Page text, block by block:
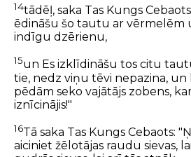
14tādēļ, saka Tas Kungs
ēdināšu šo tautu ar vērmelēm
indīgu dzērienu,
15un Es izklīdināšu tos citu
tie, nedz viņu tēvi nepazina, un
pēdām seko vajātājs zobens,
iznīcinājis!"
16Tā saka Tas Kungs Cebaots:
aiciniet žēlotājas raudu sievas,